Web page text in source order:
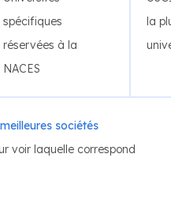
spécifiques
réservées à la
NACES
la
meilleures sociétés
voir laquelle correspond